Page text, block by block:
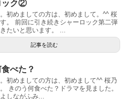
ック②
初めましての方は、初めまして。^^ 桜
。 前回に引き続きシャーロック第二弾
たいと思います。 ...
記事を読む
べた？
初めましての方は、初めまして^^ 桜乃
きのう何食べた？ドラマを見ました。
しながふみ...